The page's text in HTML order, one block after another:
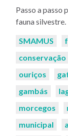
Passo a passo
fauna silvestre.
Palavras-
SMAMUS
conservação
ouriços
gambás
morcegos
municipal